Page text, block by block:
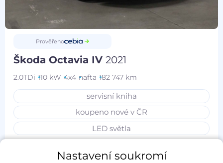
Prověřeno
Škoda Octavia IV2021
2.0TDi 110 kW 4x4 nafta 182 747 km
servisní kniha
koupeno nové v ČR
LED světla
Akční cena
Nastavení soukromí